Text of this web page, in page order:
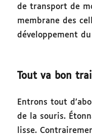
de transport de
membrane des
développement
Tout va bon
Entrons tout
de la souris.
lisse.